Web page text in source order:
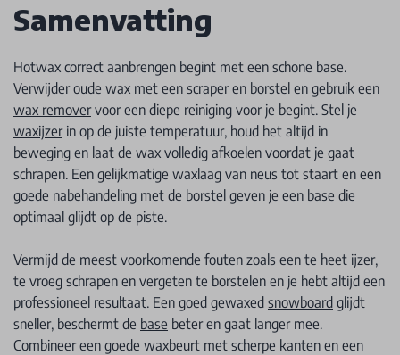
Samenvatting
Hotwax correct aanbrengen begint met een schone base.
Verwijder oude wax met een scraperen borstel en gebruik een
wax removervoor een diepe reiniging voor je begint. Stel je
waxijzerin op de juiste temperatuur, houd het altijd in
beweging en laat de wax volledig afkoelen voordat je gaat
schrapen. Een gelijkmatige waxlaag van neus tot staart en een
goede nabehandeling met de borstel geven je een base die
optimaal glijdt op de piste.
Vermijd de meest voorkomende fouten zoals een te heet ijzer,
te vroeg schrapen en vergeten te borstelen en je hebt altijd een
professioneel resultaat. Een goed gewaxed snowboard glijdt
sneller, beschermt de base beter en gaat langer mee.
Combineer een goede waxbeurt met scherpe kanten en een